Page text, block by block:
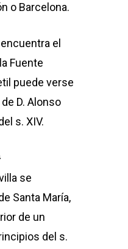
o Barcelona.
el
Fuente
puede verse
D. Alonso
s. XIV.
se
Santa María,
de un
del s.